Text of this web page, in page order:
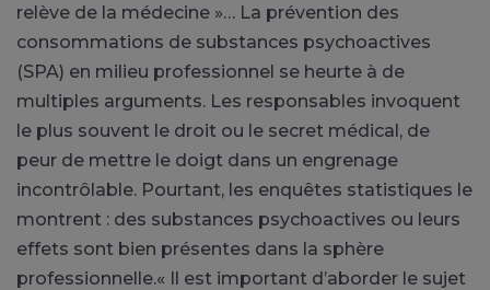
relève de la médecine »… La prévention des
consommations de substances psychoactives
(SPA) en milieu professionnel se heurte à de
multiples arguments. Les responsables invoquent
le plus souvent le droit ou le secret médical, de
peur de mettre le doigt dans un engrenage
incontrôlable. Pourtant, les enquêtes statistiques le
montrent : des substances psychoactives ou leurs
effets sont bien présentes dans la sphère
professionnelle.« Il est important d’aborder le sujet